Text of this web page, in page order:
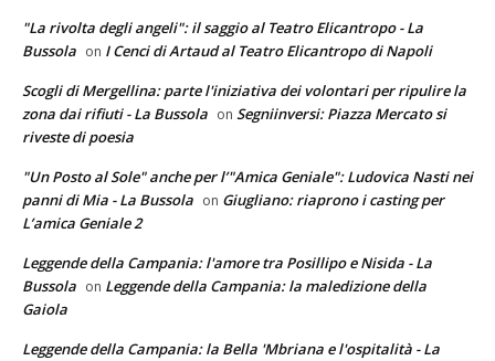
"La rivolta degli angeli": il saggio al Teatro Elicantropo - La
Bussola on I Cenci di Artaud al Teatro Elicantropo di Napoli
Scogli di Mergellina: parte l'iniziativa dei volontari per ripulire la
zona dai rifiuti - La Bussola on Segniinversi: Piazza Mercato si
riveste di poesia
"Un Posto al Sole" anche per l’"Amica Geniale": Ludovica Nasti nei
panni di Mia - La Bussola on Giugliano: riaprono i casting per
L’amica Geniale 2
Leggende della Campania: l'amore tra Posillipo e Nisida - La
Bussola on Leggende della Campania: la maledizione della
Gaiola
Leggende della Campania: la Bella 'Mbriana e l'ospitalità - La